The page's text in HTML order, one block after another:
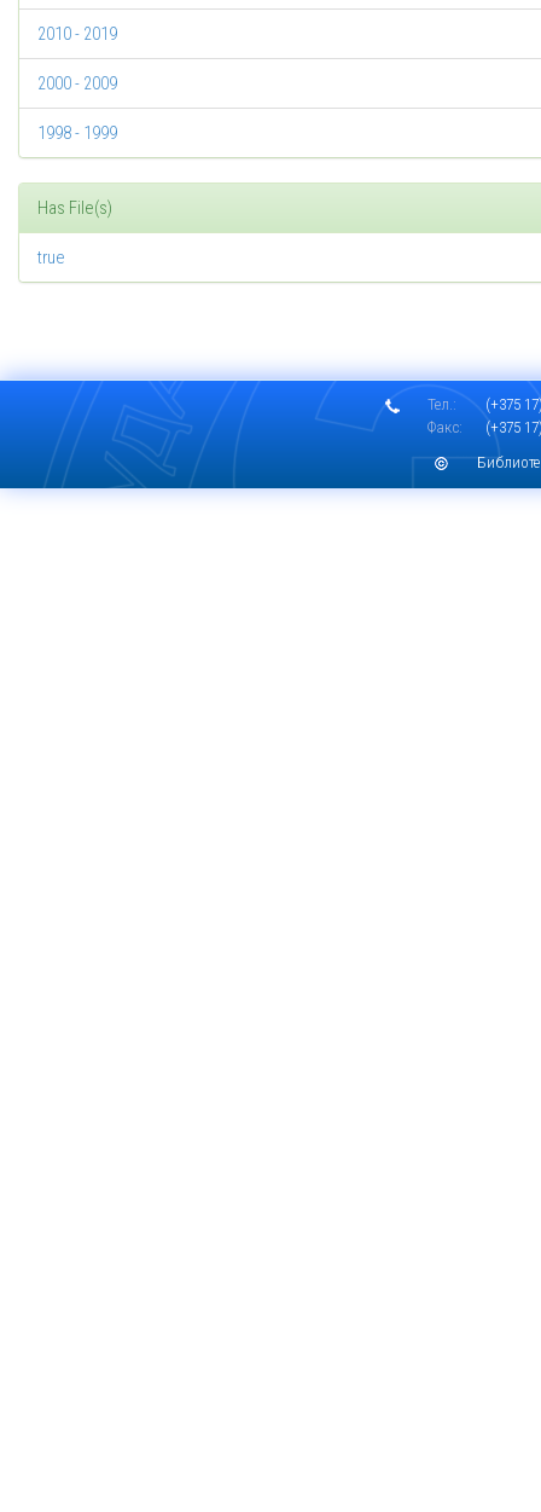
2010 - 2019
2000 - 2009
1998 - 1999
Has File(s)
true
Тел.:
(+375
Факс:
(+375